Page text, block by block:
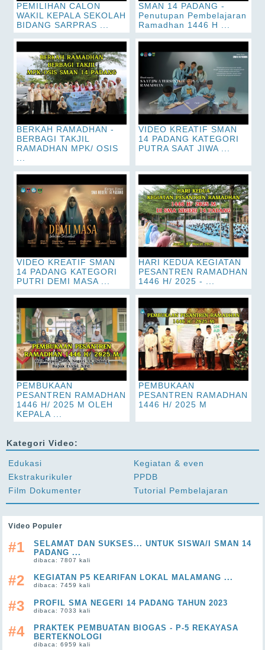
PEMILIHAN CALON
WAKIL KEPALA SEKOLAH
BIDANG SARPRAS ...
SMAN 14 PADANG -
Penutupan Pembelajaran
Ramadhan 1446 H ...
BERKAH RAMADHAN -
BERBAGI TAKJIL
RAMADHAN MPK/ OSIS
VIDEO KREATIF SMAN
14 PADANG KATEGORI
PUTRA SAAT JIWA ...
VIDEO KREATIF SMAN
14 PADANG KATEGORI
PUTRI DEMI MASA ...
HARI KEDUA KEGIATAN
PESANTREN RAMADHAN
1446 H/ 2025 - ...
PEMBUKAAN
PESANTREN RAMADHAN
1446 H/ 2025 M OLEH
KEPALA ...
PEMBUKAAN
PESANTREN RAMADHAN
1446 H/ 2025 M
Kategori Video:
Edukasi
Ekstrakurikuler
Film Dokumenter
Kegiatan & even
PPDB
Tutorial Pembelajaran
Video Populer
#1
SELAMAT DAN SUKSES... UNTUK SISWA/I SMAN 14
PADANG ...
dibaca: 7807 kali
#2 KEGIATAN P5 KEARIFAN LOKAL MALAMANG ...
dibaca: 7459 kali
#3 PROFIL SMA NEGERI 14 PADANG TAHUN 2023
dibaca: 7033 kali
#4
PRAKTEK PEMBUATAN BIOGAS - P-5 REKAYASA
BERTEKNOLOGI
dibaca: 6959 kali